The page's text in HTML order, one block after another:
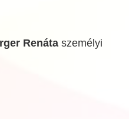
Renáta személyi